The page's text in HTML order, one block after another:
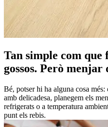
Tan simple com
gossos. Però menjar
Bé, potser hi ha alguna cosa
amb delicadesa, planegem els
refrigerats o a temperatura
punt els rebis.